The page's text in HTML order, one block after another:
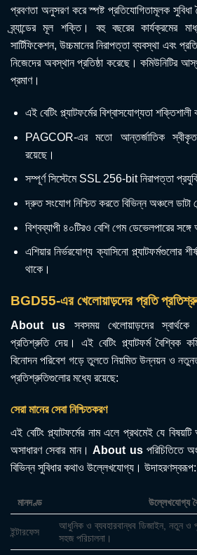
প্রবণতা অনুসরণ করে স্পষ্ট প্রতিযোগিতামূলক সুবিধা
ব্র্যান্ডের মূল শক্তি। বহু বছরের কার্যক্রমের
সার্টিফিকেশন, উচ্চমানের নিরাপত্তা ব্যবস্থা এবং
নিজেদের অবস্থান প্রতিষ্ঠা করেছে। কমিউনিটির
প্রমাণ।
এই বেটিং প্ল্যাটফর্মের বিশ্বাসযোগ্যতা
PAGCOR-এর মতো আন্তর্জাতিক স্বীকৃত
রয়েছে।
সম্পূর্ণ সিস্টেমে SSL 256-bit নিরাপত্তা
দ্রুত সংযোগ নিশ্চিত করতে বিভিন্ন অঞ্চলে ডাটা
বিশ্বব্যাপী ৪০টিরও বেশি গেম ডেভেলপারের সঙ্গে
এশিয়ার নির্ভরযোগ্য ক্যাসিনো প্ল্যাটফর্মগুলোর
থাকে।
BGD55-এর খেলোয়াড়দের প্রতি
About us সবসময় খেলোয়াড়দের স্বার্থকে
প্রতিশ্রুতি দেয়। এই বেটিং প্ল্যাটফর্ম বৈশ্বিক
বিনোদন পরিবেশ গড়ে তুলতে নিয়মিত উন্নয়ন ও
প্রতিশ্রুতিগুলোর মধ্যে রয়েছে:
সেরা মানের সেবা নিশ্চিতকরণ
এই বেটিং প্ল্যাটফর্মের নাম এলে প্রথমেই যে
অসাধারণ সেবার মান।About usপরিচিতিতে
বিভিন্ন সুবিধার কথাও উল্লেখযোগ্য। উদাহরণস্বরূপ:
মানদণ্ড উল্লেখযোগ্য
ইন্টারফেস
আধুনিক ও ব্যবহারবান্ধব ডিজাইন, নতুন ও
সহজ পরিচালনা।